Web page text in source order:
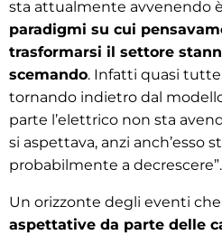
sta attualmente avvenendo
paradigmi su cui
trasformarsi il settore
scemando. Infatti quasi
tornando indietro dal modello
parte l’elettrico non sta
si aspettava, anzi anch’esso
probabilmente a decrescere”.
Un orizzonte degli eventi
aspettative da parte delle